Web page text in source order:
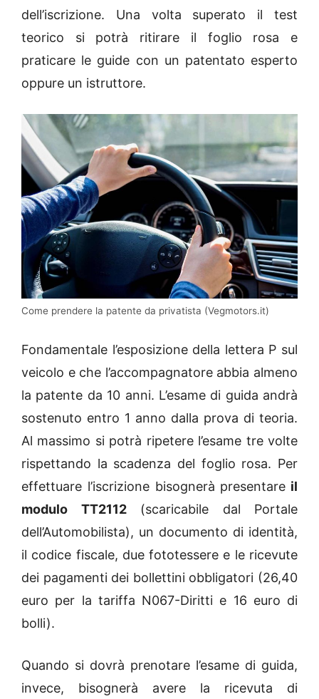
dell’iscrizione. Una volta superato il test
teorico si potrà ritirare il foglio rosa e
praticare le guide con un patentato esperto
oppure un istruttore.
Come prendere la patente da privatista (Vegmotors.it)
Fondamentale l’esposizione della lettera P sul
veicolo e che l’accompagnatore abbia almeno
la patente da 10 anni. L’esame di guida andrà
sostenuto entro 1 anno dalla prova di teoria.
Al massimo si potrà ripetere l’esame tre volte
rispettando la scadenza del foglio rosa. Per
effettuare l’iscrizione bisognerà presentare il
modulo TT2112(scaricabile dal Portale
dell’Automobilista), un documento di identità,
il codice fiscale, due fototessere e le ricevute
dei pagamenti dei bollettini obbligatori (26,40
euro per la tariffa N067-Diritti e 16 euro di
bolli).
Quando si dovrà prenotare l’esame di guida,
invece, bisognerà avere la ricevuta di